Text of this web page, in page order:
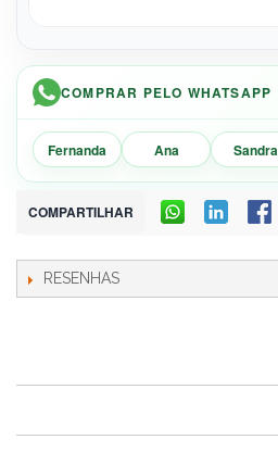
COMPRAR PELO WHATSAPP
Fernanda Ana Sandra
COMPARTILHAR
RESENHAS